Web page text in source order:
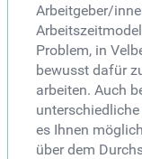
Arbeitgeber/
Problem, in
bewusst dafür
arbeiten. Auch
es Ihnen
über dem